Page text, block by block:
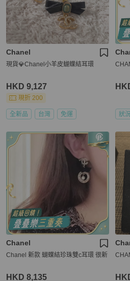
Chanel
現貨💎Chanel小羊皮蝴蝶結耳環
HKD 9,127
現折 200
全新品 台灣 免運 狀
Chanel
Chanel 新款 蝴蝶結珍珠雙c耳環 很新
HKD 8,135